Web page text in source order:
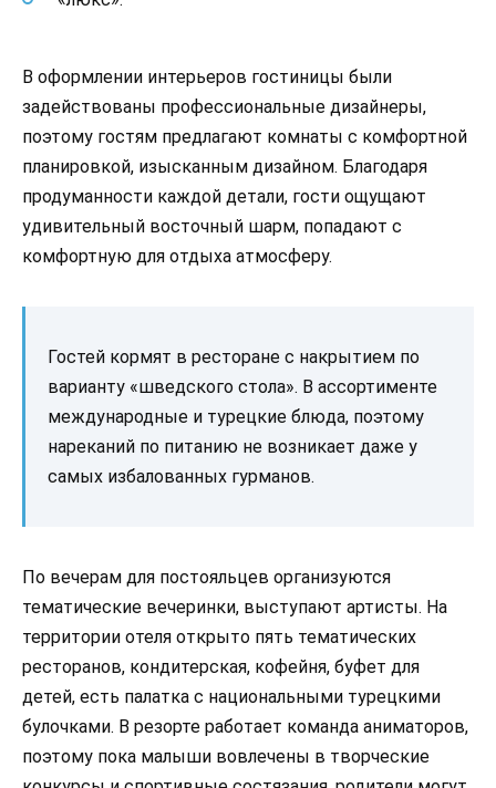
В оформлении интерьеров гостиницы были
задействованы профессиональные дизайнеры,
поэтому гостям предлагают комнаты с комфортной
планировкой, изысканным дизайном. Благодаря
продуманности каждой детали, гости ощущают
удивительный восточный шарм, попадают с
комфортную для отдыха атмосферу.
Гостей кормят в ресторане с накрытием по
варианту «шведского стола». В ассортименте
международные и турецкие блюда, поэтому
нареканий по питанию не возникает даже у
самых избалованных гурманов.
По вечерам для постояльцев организуются
тематические вечеринки, выступают артисты. На
территории отеля открыто пять тематических
ресторанов, кондитерская, кофейня, буфет для
детей, есть палатка с национальными турецкими
булочками. В резорте работает команда аниматоров,
поэтому пока малыши вовлечены в творческие